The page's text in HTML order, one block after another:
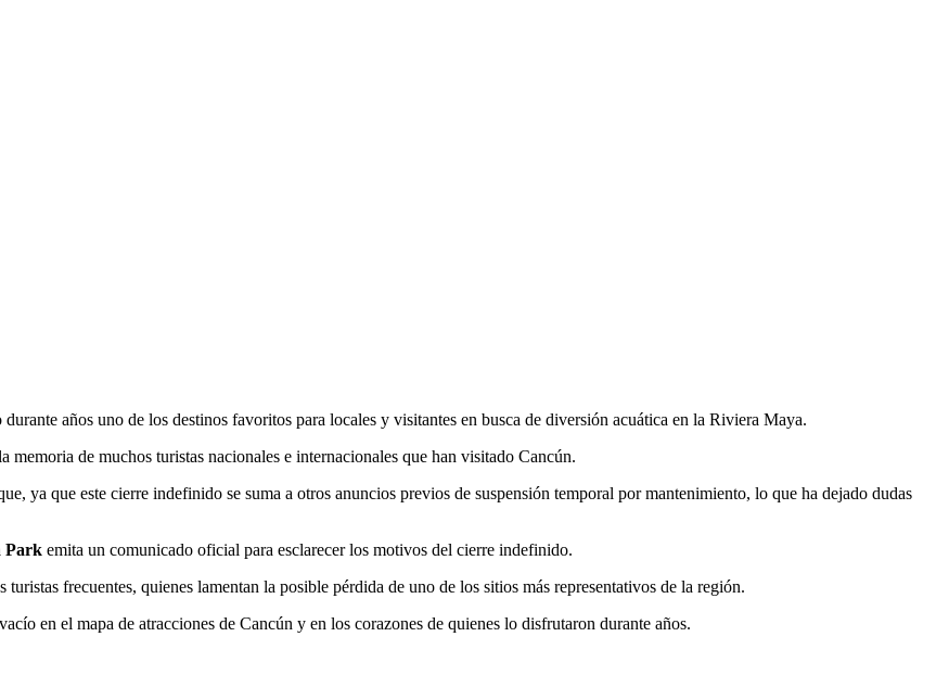
años uno de los destinos favoritos para locales y visitantes en busca de diversión acuática en la Riviera Maya.
de muchos turistas nacionales e internacionales que han visitado Cancún.
ya que este cierre indefinido se suma a otros anuncios previos de suspensión temporal por mantenimiento, lo que ha dejado dudas
Park emita un comunicado oficial para esclarecer los motivos del cierre indefinido.
frecuentes, quienes lamentan la posible pérdida de uno de los sitios más representativos de la región.
en el mapa de atracciones de Cancún y en los corazones de quienes lo disfrutaron durante años.